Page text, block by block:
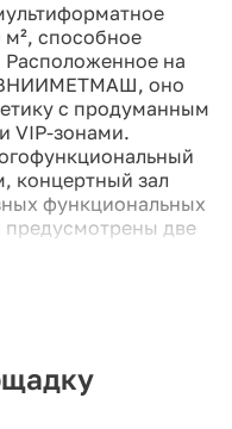
способное
Расположенное на
ВНИИМЕТМАШ, оно
с продуманным
VIP-зонами.
концертный зал
функциональных
предусмотрены две
зонирование
кухня с меню
европейской и